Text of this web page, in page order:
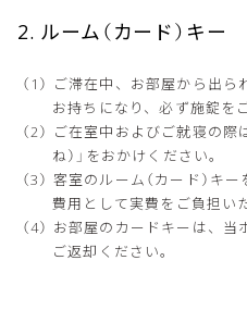
2. ルーム（カード）キー
ご滞在中、お部屋から出ら
お持ちになり、必ず施錠を
ご在室中およびご就寝の際
ね）」をおかけください。
客室のルーム（カード）キ
費用として実費をご負担い
お部屋のカードキーは、当
ご返却ください。